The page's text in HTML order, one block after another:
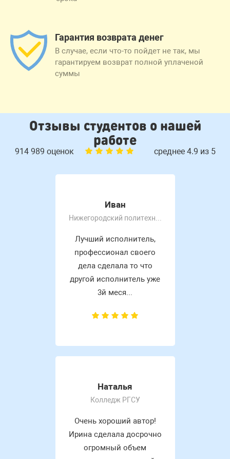
Гарантия возврата денег
В случае, если что-то пойдет не так, мы
гарантируем возврат полной уплаченой
суммы
Отзывы студентов о нашей
работе
914 989 оценок среднее 4.9 из 5
Иван
Нижегородский политехнический колледж им Руднева А. П
Лучший исполнитель,
профессионал своего
дела сделала то что
другой исполнитель уже
3й меся...
Наталья
Колледж РГСУ
Очень хороший автор!
Ирина сделала досрочно
огромный объем